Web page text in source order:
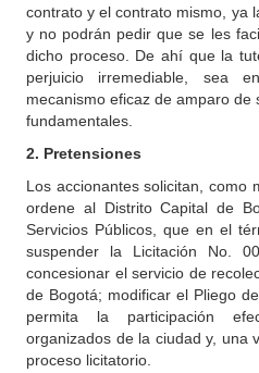
contrato y el contrato mismo, ya
y no podrán pedir que se les
dicho proceso. De ahí que la
perjuicio irremediable, sea
mecanismo eficaz de amparo de
fundamentales.
2. Pretensiones
Los accionantes solicitan, como
ordene al Distrito Capital de
Servicios Públicos, que en el
suspender la Licitación No.
concesionar el servicio de
de Bogotá; modificar el Pliego
permita la participación
organizados de la ciudad y, una
proceso licitatorio.